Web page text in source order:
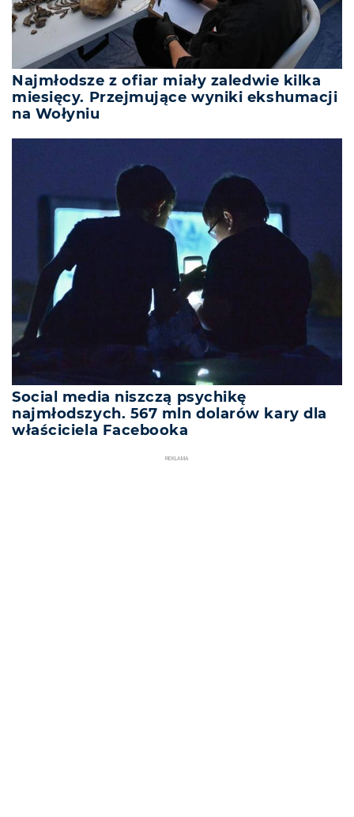
Najmłodsze z ofiar miały zaledwie kilka
miesięcy. Przejmujące wyniki ekshumacji
na Wołyniu
Social media niszczą psychikę
najmłodszych. 567 mln dolarów kary dla
właściciela Facebooka
REKLAMA